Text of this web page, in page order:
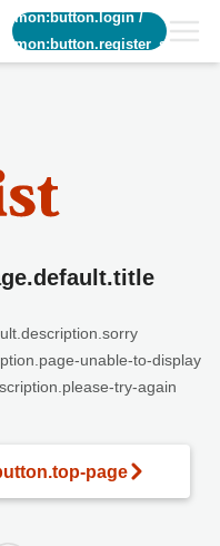
/
unable-to-display
try-again
page